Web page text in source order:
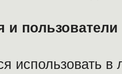
и пользователи
использовать